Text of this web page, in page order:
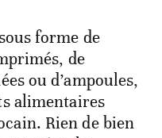
forme de
de
ou d’ampoules,
alimentaires
Rien de bien